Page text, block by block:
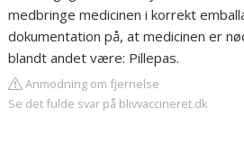
medbringe medicinen i korrekt
dokumentation på, at medicinen er
blandt andet være: Pillepas.
Anmodning om fjernelse
Se det fulde svar på blivvaccineret.dk